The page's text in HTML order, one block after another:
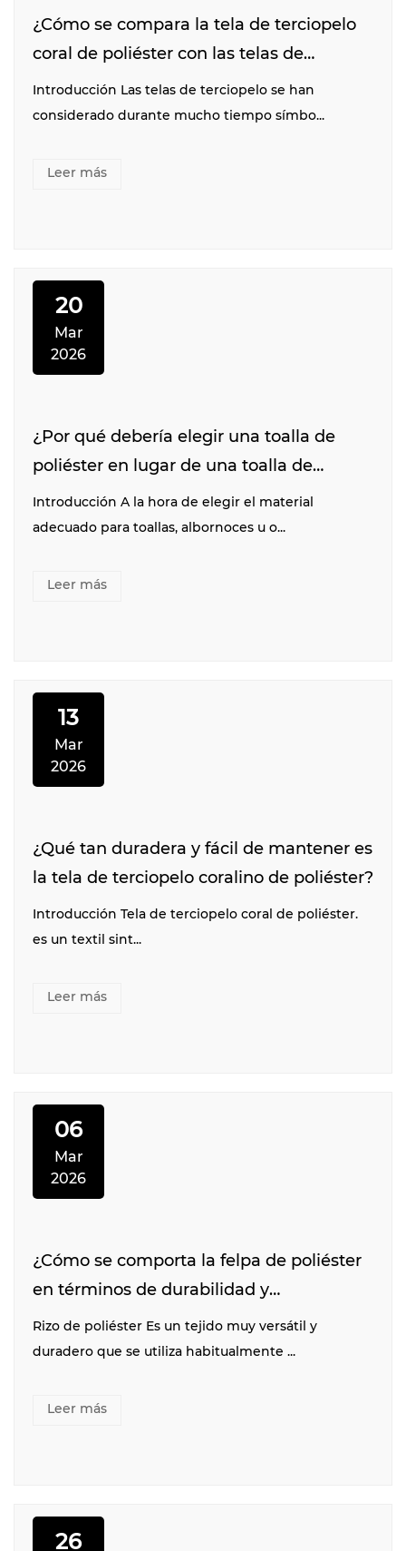
¿Cómo se compara la tela de terciopelo
coral de poliéster con las telas de
terciopelo tradicionales?
Introducción Las telas de terciopelo se han
considerado durante mucho tiempo símbo...
Leer más
20
Mar
2026
¿Por qué debería elegir una toalla de
poliéster en lugar de una toalla de
algodón para usos específicos?
Introducción A la hora de elegir el material
adecuado para toallas, albornoces u o...
Leer más
13
Mar
2026
¿Qué tan duradera y fácil de mantener es
la tela de terciopelo coralino de poliéster?
Introducción Tela de terciopelo coral de poliéster.
es un textil sint...
Leer más
06
Mar
2026
¿Cómo se comporta la felpa de poliéster
en términos de durabilidad y
absorbencia?
Rizo de poliéster Es un tejido muy versátil y
duradero que se utiliza habitualmente ...
Leer más
26